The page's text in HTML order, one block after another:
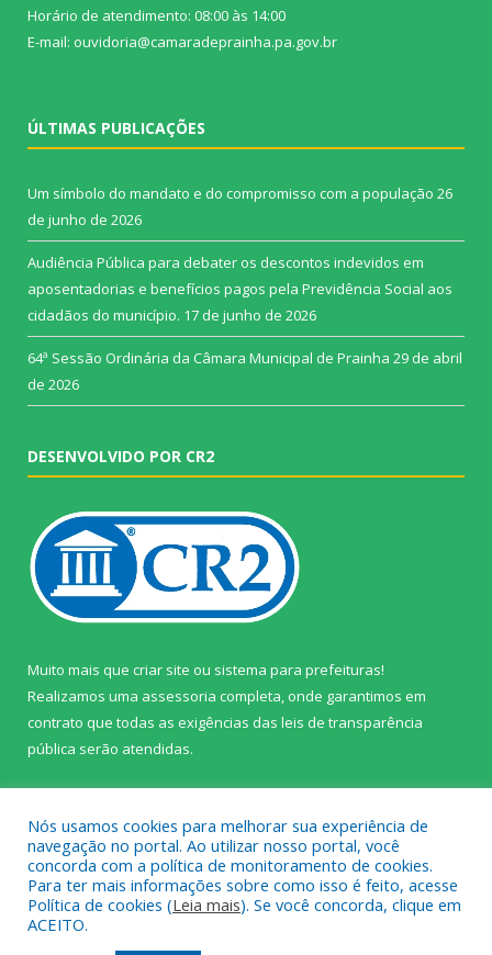
Horário de atendimento: 08:00 às 14:00
E-mail: ouvidoria@camaradeprainha.pa.gov.br
ÚLTIMAS PUBLICAÇÕES
Um símbolo do mandato e do compromisso com a população 26
de junho de 2026
Audiência Pública para debater os descontos indevidos em
aposentadorias e benefícios pagos pela Previdência Social aos
cidadãos do município. 17 de junho de 2026
64ª Sessão Ordinária da Câmara Municipal de Prainha 29 de abril
de 2026
DESENVOLVIDO POR CR2
Muito mais que criar site ou sistema para prefeituras!
Realizamos uma assessoria completa, onde garantimos em
contrato que todas as exigências das leis de transparência
pública serão atendidas.
Todos os direitos reservados a Câmara Municipal de Prainha.
Nós usamos cookies para melhorar sua experiência de
navegação no portal. Ao utilizar nosso portal, você
concorda com a política de monitoramento de cookies.
Para ter mais informações sobre como isso é feito, acesse
Política de cookies (Leia mais). Se você concorda, clique em
ACEITO.